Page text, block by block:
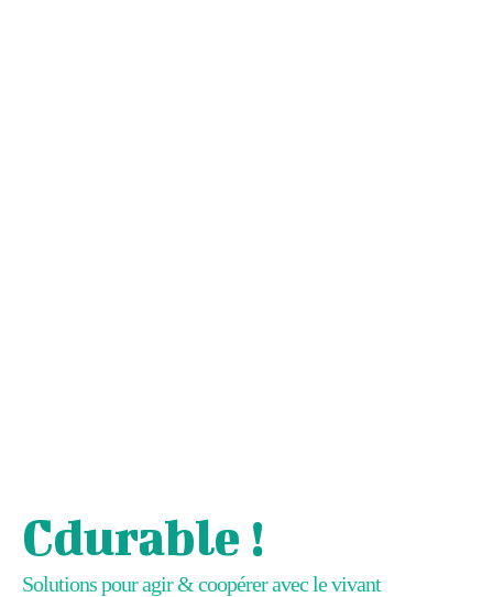
Cdurable !
Solutions pour agir & coopérer avec le vivant